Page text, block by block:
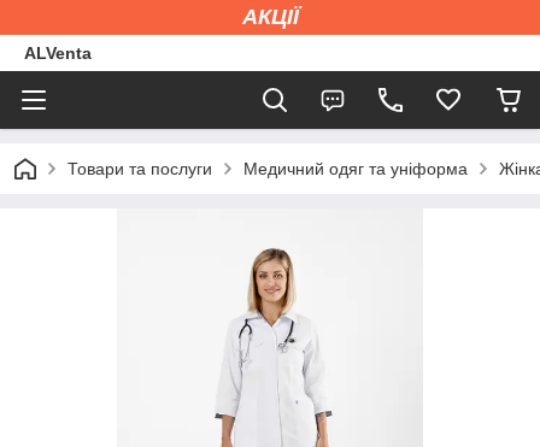
АКЦІЇ
ALVenta
Товари та послуги Медичний одяг та уніформа